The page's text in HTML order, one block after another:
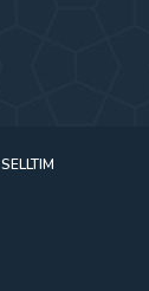
SELLTIM